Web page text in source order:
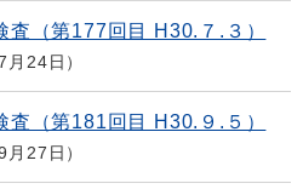
（第177回目 H30.７.３）
月24日
（第181回目 H30.９.５）
月27日